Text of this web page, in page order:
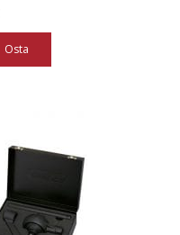
Osta